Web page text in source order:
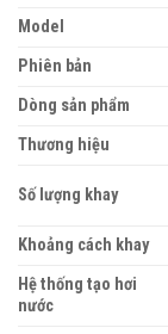
Model
Phiên bản
Dòng sản phẩm
Thương hiệu
Số lượng khay
Khoảng cách khay
Hệ thống tạo hơi
nước